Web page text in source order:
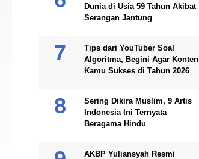
Dunia di Usia 59 Tahun Akibat
Serangan Jantung
Tips dari YouTuber Soal
Algoritma, Begini Agar Konten
Kamu Sukses di Tahun 2026
Sering Dikira Muslim, 9 Artis
Indonesia Ini Ternyata
Beragama Hindu
AKBP Yuliansyah Resmi